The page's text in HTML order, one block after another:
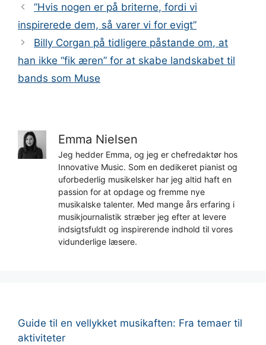
”Hvis nogen er på briterne, fordi vi
inspirerede dem, så varer vi for evigt”
Billy Corgan på tidligere påstande om, at
han ikke “fik æren” for at skabe landskabet til
bands som Muse
Emma Nielsen
Jeg hedder Emma, og jeg er chefredaktør hos
Innovative Music. Som en dedikeret pianist og
uforbederlig musikelsker har jeg altid haft en
passion for at opdage og fremme nye
musikalske talenter. Med mange års erfaring i
musikjournalistik stræber jeg efter at levere
indsigtsfuldt og inspirerende indhold til vores
vidunderlige læsere.
Guide til en vellykket musikaften: Fra temaer til
aktiviteter